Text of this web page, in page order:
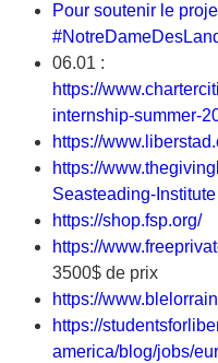
Pour soutenir le
06.01 :
https://
internship-summer-
https://
https://
Seasteading-Institute
https://shop.fsp.org/
https://
3500$ de prix
https://
https://
america/blog/jobs/